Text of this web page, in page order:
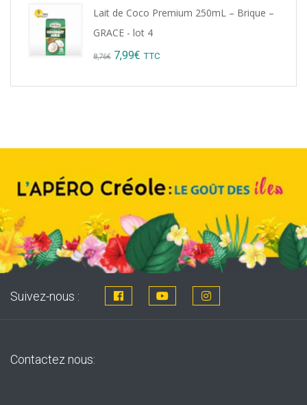
Lait de Coco Premium 250mL – Brique –
GRACE - lot 4
8,76€ Original
7,99€ Current
TTC
Suivez-nous :
Contactez nous: